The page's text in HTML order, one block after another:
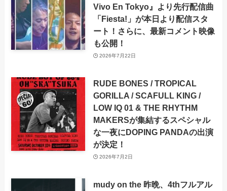
Vivo En Tokyo』より先行配信曲
「Fiesta!」が本日より配信スタ
ート！さらに、最新コメント映像
も公開！
2026年7月22日
RUDE BONES / TROPICAL
GORILLA / SCAFULL KING /
LOW IQ 01 & THE RHYTHM
MAKERSが集結するスペシャル
な一夜にDOPING PANDAの出演
が決定！
2026年7月2日
mudy on the 昨晩、4thフルアル